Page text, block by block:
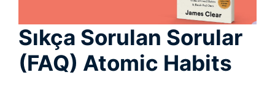
Sıkça Sorulan Sorular
(FAQ) Atomic Habits